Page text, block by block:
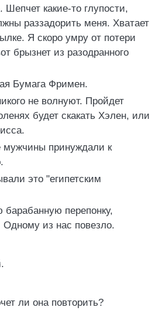
какие-то глупости,
раззадорить меня. Хватает
Я скоро умру от потери
брызнет из разодранного
Бумага Фримен.
не волнуют. Пройдет
будет скакать Хэлен, или
мужчины принуждали к
это "египетским
перепонку,
из нас повезло.
ли она повторить?